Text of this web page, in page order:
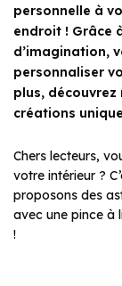
personnelle à
endroit ! Grâce
d’imagination,
personnaliser
plus,
créations
Chers lecteurs,
votre intérieur ?
proposons des
avec une pince à
!